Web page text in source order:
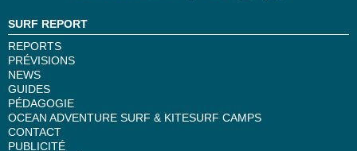
SURF REPORT
REPORTS
PRÉVISIONS
NEWS
GUIDES
PÉDAGOGIE
OCEAN ADVENTURE SURF & KITESURF CAMPS
CONTACT
PUBLICITÉ